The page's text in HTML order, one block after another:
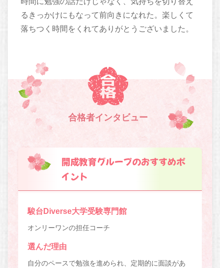
るきっかけにもなって前向きになれた。楽しくて
落ちつく時間をくれてありがとうございました。
合格者インタビュー
開成教育グループのおすすめポ
イント
駿台Diverse大学受験専門館
オンリーワンの担任コーチ
選んだ理由
自分のペースで勉強を進められ、定期的に面談があ